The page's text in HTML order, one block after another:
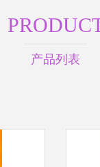
产品列表